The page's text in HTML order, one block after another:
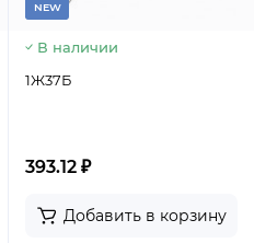
NEW
В наличии
1Ж37Б
393.12 ₽
Добавить в корзину